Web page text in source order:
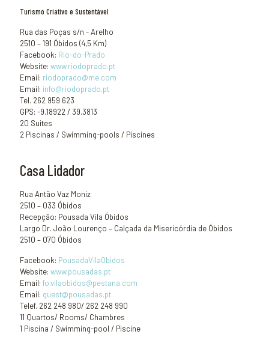
Turismo Criativo e Sustentável
Rua das Poças s/n - Arelho
2510 – 191 Óbidos (4,5 Km)
Facebook: Rio-do-Prado
Website: www.riodoprado.pt
Email: riodoprado@me.com
Email: info@riodoprado.pt
Tel. 262 959 623
GPS: -9.18922 / 39.3813
20 Suites
2 Piscinas / Swimming-pools / Piscines
Casa Lidador
Rua Antão Vaz Moniz
2510 – 033 Óbidos
Recepção: Pousada Vila Óbidos
Largo Dr. João Lourenço – Calçada da Misericórdia de Óbidos
2510 – 070 Óbidos
Facebook: PousadaVilaObidos
Website: www.pousadas.pt
Email: fo.vilaobidos@pestana.com
Email: guest@pousadas.pt
Telef. 262 248 980/ 262 248 990
11 Quartos/ Rooms/ Chambres
1 Piscina / Swimming-pool / Piscine